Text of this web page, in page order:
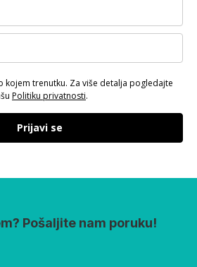
kojem trenutku. Za više detalja pogledajte
Politiku privatnosti.
Prijavi se
Pošaljite nam poruku!